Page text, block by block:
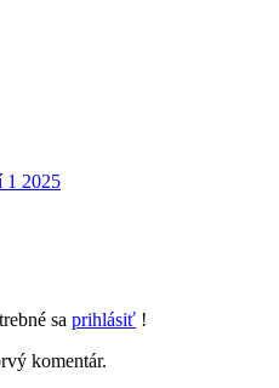
1 2025
sa prihlásiť !
komentár.